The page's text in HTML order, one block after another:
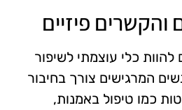
והקשרים פיזיים
להוות כלי עוצמתי לשיפור
המרגישים צורך בחיבור
כמו טיפול באמנות,